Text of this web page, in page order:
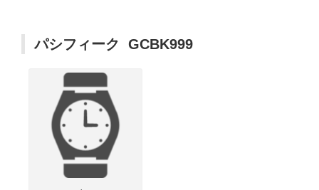
パシフィーク GCBK999